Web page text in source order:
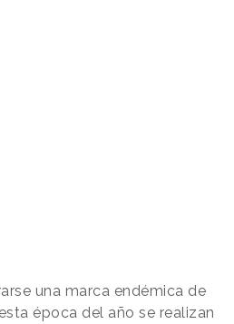
una marca endémica de
época del año se realizan